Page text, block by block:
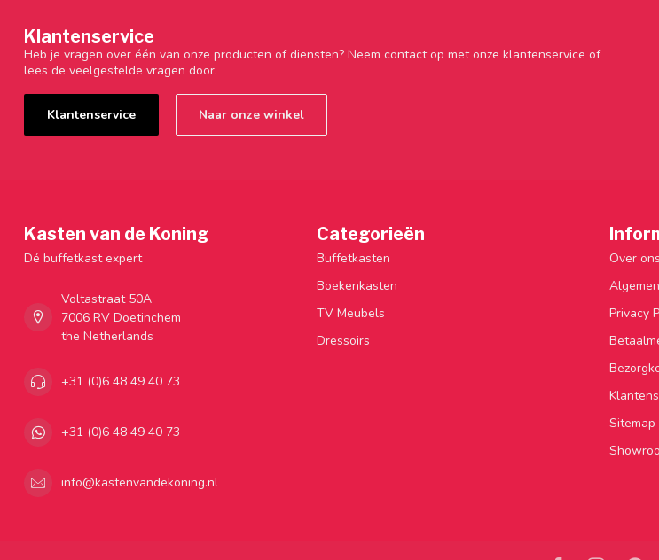
Klantenservice
Heb je vragen over één van onze producten of diensten? Neem contact op met onze klantenservice of
lees de veelgestelde vragen door.
Klantenservice Naar onze winkel
Kasten van de Koning
Dé buffetkast expert
Voltastraat 50A
7006 RV Doetinchem
the Netherlands
+31 (0)6 48 49 40 73
+31 (0)6 48 49 40 73
info@kastenvandekoning.nl
Categorieën
Buffetkasten
Boekenkasten
TV Meubels
Dressoirs
Over ons
Privacy
Sitemap